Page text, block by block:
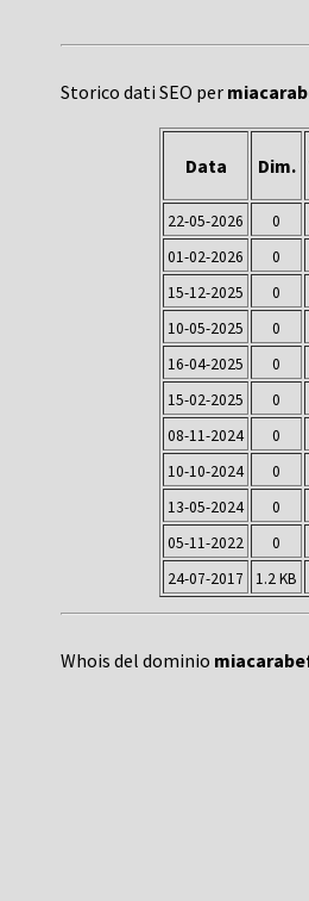
Storico dati SEO per
Data Dim.
22-05-2026 0
01-02-2026
0
15-12-2025
0
10-05-2025
0
16-04-2025
0
15-02-2025
0
08-11-2024
0
10-10-2024
0
13-05-2024
0
05-11-2022
0
24-07-2017
1.2 KB
Whois del dominio